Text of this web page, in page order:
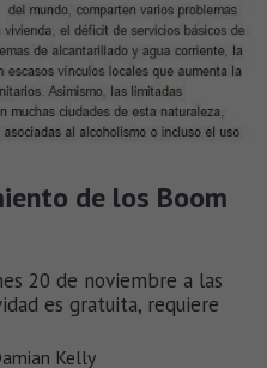
de los Boom
20 de noviembre a las
es gratuita, requiere
Kelly